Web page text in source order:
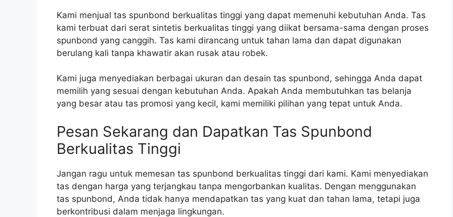
Kami menjual tas spunbond berkualitas tinggi yang dapat memenuhi kebutuhan Anda. Tas
kami terbuat dari serat sintetis berkualitas tinggi yang diikat bersama-sama dengan proses
spunbond yang canggih. Tas kami dirancang untuk tahan lama dan dapat digunakan
berulang kali tanpa khawatir akan rusak atau robek.
Kami juga menyediakan berbagai ukuran dan desain tas spunbond, sehingga Anda dapat
memilih yang sesuai dengan kebutuhan Anda. Apakah Anda membutuhkan tas belanja
yang besar atau tas promosi yang kecil, kami memiliki pilihan yang tepat untuk Anda.
Pesan Sekarang dan Dapatkan Tas Spunbond
Berkualitas Tinggi
Jangan ragu untuk memesan tas spunbond berkualitas tinggi dari kami. Kami menyediakan
tas dengan harga yang terjangkau tanpa mengorbankan kualitas. Dengan menggunakan
tas spunbond, Anda tidak hanya mendapatkan tas yang kuat dan tahan lama, tetapi juga
berkontribusi dalam menjaga lingkungan.